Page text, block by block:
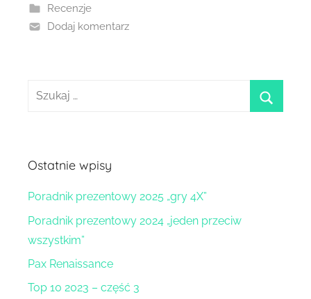
Recenzje
Dodaj komentarz
Szukaj:
Ostatnie wpisy
Poradnik prezentowy 2025 „gry 4X”
Poradnik prezentowy 2024 „jeden przeciw
wszystkim”
Pax Renaissance
Top 10 2023 – część 3